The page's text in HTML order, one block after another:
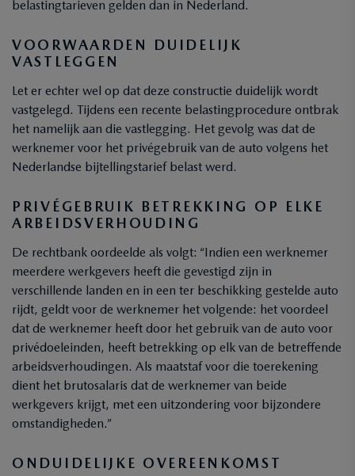
belastingtarieven gelden dan in Nederland.
VOORWAARDEN DUIDELIJK
VASTLEGGEN
Let er echter wel op dat deze constructie duidelijk wordt
vastgelegd. Tijdens een recente belastingprocedure ontbrak
het namelijk aan die vastlegging. Het gevolg was dat de
werknemer voor het privégebruik van de auto volgens het
Nederlandse bijtellingstarief belast werd.
PRIVÉGEBRUIK BETREKKING OP ELKE
ARBEIDSVERHOUDING
De rechtbank oordeelde als volgt: “Indien een werknemer
meerdere werkgevers heeft die gevestigd zijn in
verschillende landen en in een ter beschikking gestelde auto
rijdt, geldt voor de werknemer het volgende: het voordeel
dat de werknemer heeft door het gebruik van de auto voor
privédoeleinden, heeft betrekking op elk van de betreffende
arbeidsverhoudingen. Als maatstaf voor die toerekening
dient het brutosalaris dat de werknemer van beide
werkgevers krijgt, met een uitzondering voor bijzondere
omstandigheden.”
ONDUIDELIJKE OVEREENKOMST